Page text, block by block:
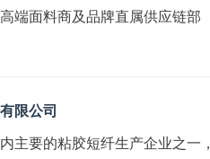
端面料商及品牌直属供应链部
限公司
主要的粘胶短纤生产企业之一，